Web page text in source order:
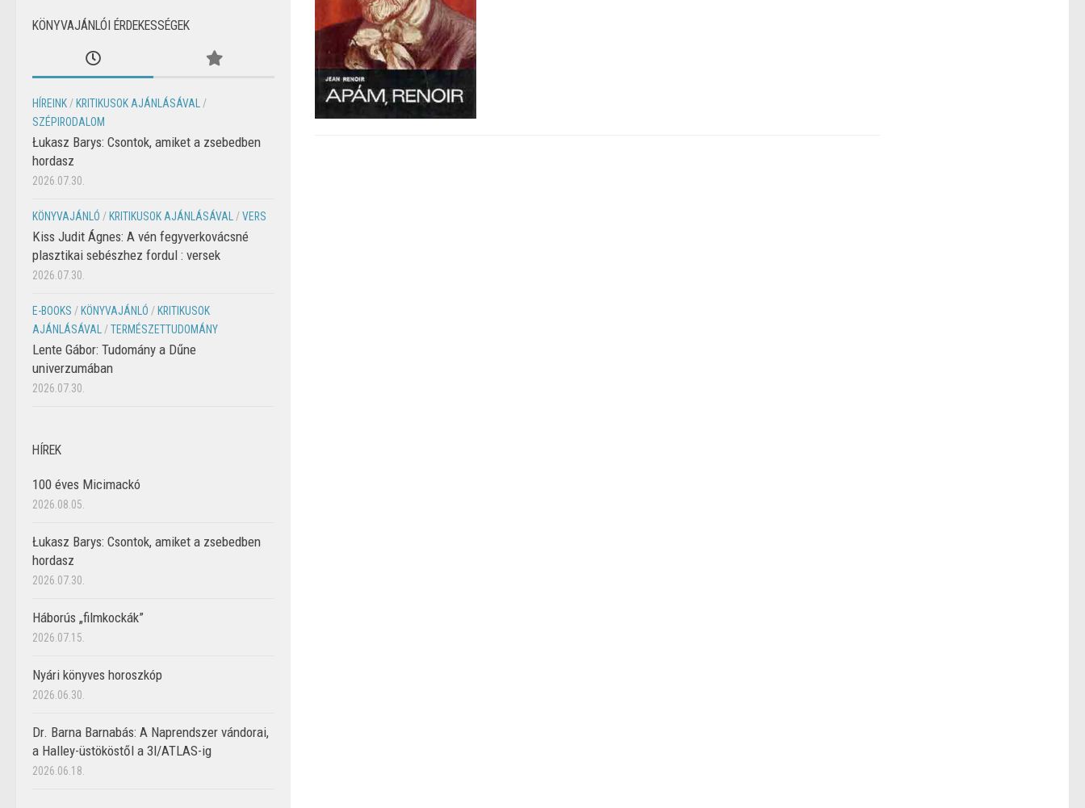
KÖNYVAJÁNLÓI ÉRDEKESSÉGEK
HÍREINK / KRITIKUSOK AJÁNLÁSÁVAL
/
SZÉPIRODALOM
Łukasz Barys: Csontok, amiket a zsebedben
hordasz
2026.07.30.
KÖNYVAJÁNLÓ / KRITIKUSOK AJÁNLÁSÁVAL /VERS
Kiss Judit Ágnes: A vén fegyverkovácsné
plasztikai sebészhez fordul : versek
2026.07.30.
E-BOOKS / KÖNYVAJÁNLÓ / KRITIKUSOK
AJÁNLÁSÁVAL
/TERMÉSZETTUDOMÁNY
Lente Gábor: Tudomány a Dűne
univerzumában
2026.07.30.
HÍREK
100 éves Micimackó
2026.08.05.
Łukasz Barys: Csontok, amiket a zsebedben
hordasz
2026.07.30.
Háborús „filmkockák”
2026.07.15.
Nyári könyves horoszkóp
2026.06.30.
Dr. Barna Barnabás: A Naprendszer vándorai,
a Halley-üstököstől a 3I/ATLAS-ig
2026.06.18.